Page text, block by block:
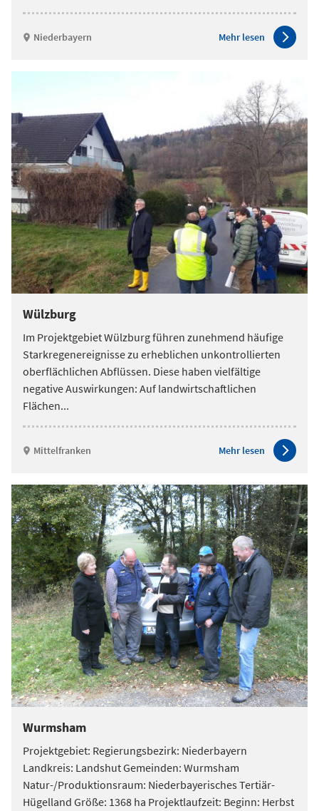
Niederbayern Mehr lesen
Wülzburg
Im Projektgebiet Wülzburg führen zunehmend häufige
Starkregenereignisse zu erheblichen unkontrollierten
oberflächlichen Abflüssen. Diese haben vielfältige
negative Auswirkungen: Auf landwirtschaftlichen
Flächen...
Mittelfranken Mehr lesen
Wurmsham
Projektgebiet: Regierungsbezirk: Niederbayern
Landkreis: Landshut Gemeinden: Wurmsham
Natur-/Produktionsraum: Niederbayerisches Tertiär-
Hügelland Größe: 1368 ha Projektlaufzeit: Beginn: Herbst